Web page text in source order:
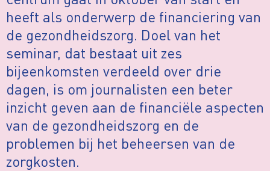
heeft als onderwerp de financiering van
de gezondheidszorg. Doel van het
seminar, dat bestaat uit zes
bijeenkomsten verdeeld over drie
dagen, is om journalisten een beter
inzicht geven aan de financiële aspecten
van de gezondheidszorg en de
problemen bij het beheersen van de
zorgkosten.